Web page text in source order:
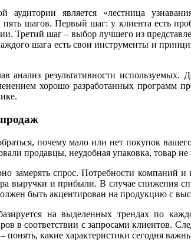
аудитории является «лестница
шагов. Первый шаг: у клиента есть
Третий шаг – выбор лучшего из
шага есть свои инструменты и
анализ результативности
хорошо разработанных программ
почему мало или нет покупок
продавцы, неудобная упаковка, товар
замерять спрос. Потребности
выручки и прибыли. В случае снижения
быть акцентирован на продукцию с
на выделенных трендах по
в соответствии с запросами клиентов.
понять, какие характеристики сегодня